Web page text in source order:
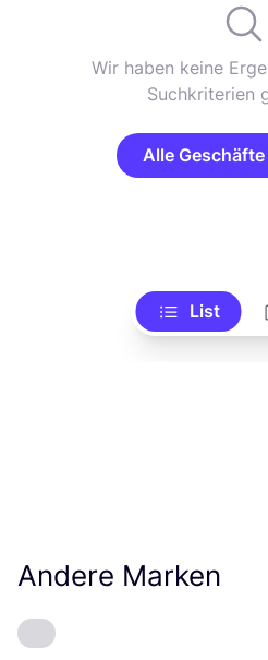
Wir haben keine
Suchkriterien
Alle
List
Andere Marken